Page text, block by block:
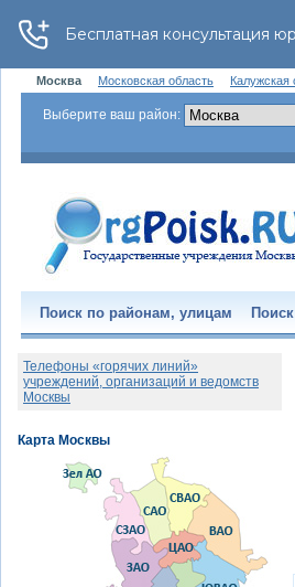
Москва Московская область Калужская
Выберите ваш район:
Поиск по районам, улицам
Телефоны «горячих линий»
учреждений, организаций и ведомств
Москвы